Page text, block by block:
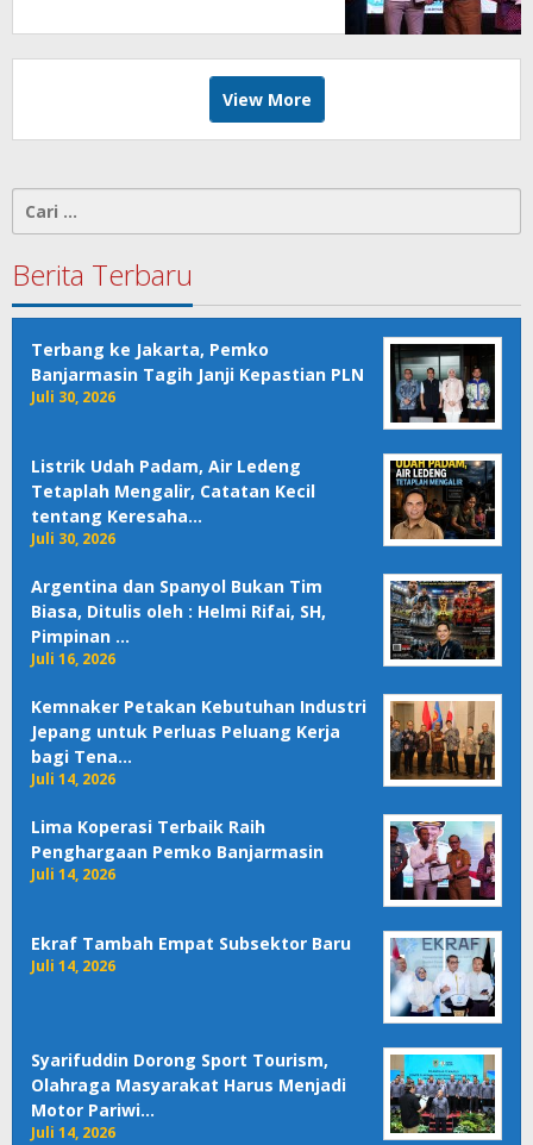
View More
Cari
untuk:
Berita Terbaru
Terbang ke Jakarta, Pemko
Banjarmasin Tagih Janji Kepastian PLN
Juli 30, 2026
Listrik Udah Padam, Air Ledeng
Tetaplah Mengalir, Catatan Kecil
tentang Keresaha…
Juli 30, 2026
Argentina dan Spanyol Bukan Tim
Biasa, Ditulis oleh : Helmi Rifai, SH,
Pimpinan …
Juli 16, 2026
Kemnaker Petakan Kebutuhan Industri
Jepang untuk Perluas Peluang Kerja
bagi Tena…
Juli 14, 2026
Lima Koperasi Terbaik Raih
Penghargaan Pemko Banjarmasin
Juli 14, 2026
Ekraf Tambah Empat Subsektor Baru
Juli 14, 2026
Syarifuddin Dorong Sport Tourism,
Olahraga Masyarakat Harus Menjadi
Motor Pariwi…
Juli 14, 2026